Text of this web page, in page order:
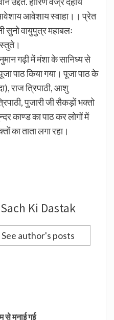
आवेशाय स्वाहा।। प्रेत
सुनो वायुपुत्र महाबलः
गढ़ी में मंशा के सानिध्य से
पाठ किया गया। पूजा पाठ के
राज त्रिपाठी, आशु
पुजारी जी सैकड़ों भक्तो
काण्ड का पाठ कर लोगों में
का ताता लगा रहा।
Sach Ki Dastak
See author's posts
से मनाई गई